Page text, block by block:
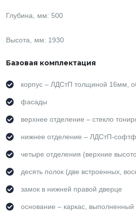
Глубина, мм: 500
Высота, мм: 1930
Базовая комплектация
корпус – ЛДСтП толщиной 16мм,
фасады
верхнее отделение – стекло
нижнее отделение – ЛДСтП-
четыре отделения (верхние
десять полок (две встроенных,
замок в нижней правой дверце
основание – каркас,